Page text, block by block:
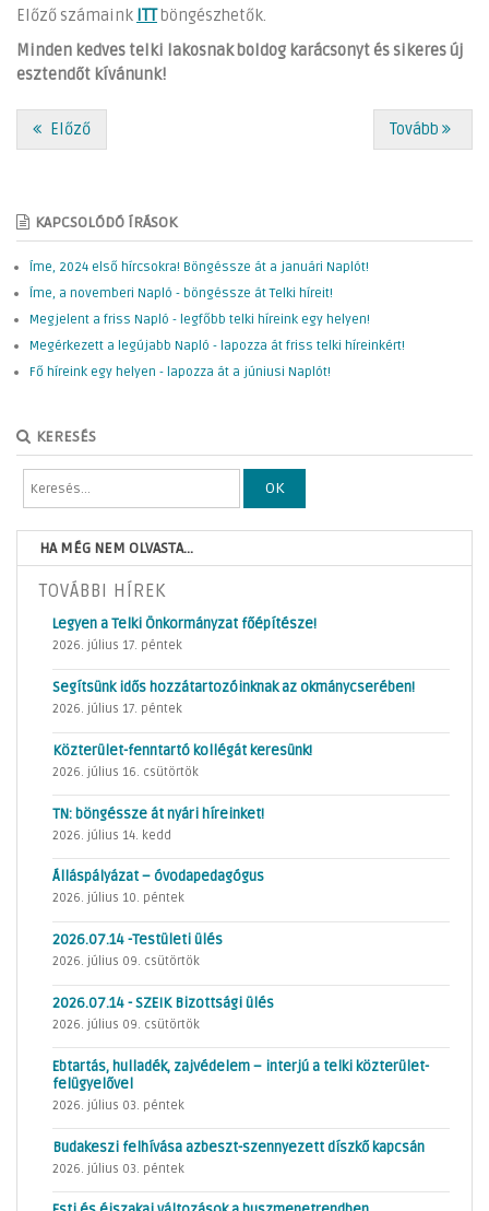
Előző számaink ITTböngészhetők.
Minden kedves telki lakosnak boldog karácsonyt és sikeres új
esztendőt kívánunk!
Előző Tovább
KAPCSOLÓDÓ ÍRÁSOK
Íme, 2024 első hírcsokra! Böngéssze át a januári Naplót!
Íme, a novemberi Napló - böngéssze át Telki híreit!
Megjelent a friss Napló - legfőbb telki híreink egy helyen!
Megérkezett a legújabb Napló - lapozza át friss telki híreinkért!
Fő híreink egy helyen - lapozza át a júniusi Naplót!
KERESÉS
OK
HA MÉG NEM OLVASTA...
TOVÁBBI HÍREK
Legyen a Telki Önkormányzat főépítésze!
2026. július 17. péntek
Segítsünk idős hozzátartozóinknak az okmánycserében!
2026. július 17. péntek
Közterület-fenntartó kollégát keresünk!
2026. július 16. csütörtök
TN: böngéssze át nyári híreinket!
2026. július 14. kedd
Álláspályázat – óvodapedagógus
2026. július 10. péntek
2026.07.14 -Testületi ülés
2026. július 09. csütörtök
2026.07.14 - SZEIK Bizottsági ülés
2026. július 09. csütörtök
Ebtartás, hulladék, zajvédelem – interjú a telki közterület-
felügyelővel
2026. július 03. péntek
Budakeszi felhívása azbeszt-szennyezett díszkő kapcsán
2026. július 03. péntek